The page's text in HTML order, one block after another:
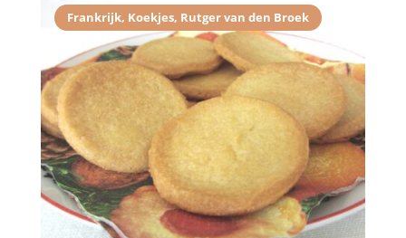
Frankrijk, Koekjes, Rutger van den Broek